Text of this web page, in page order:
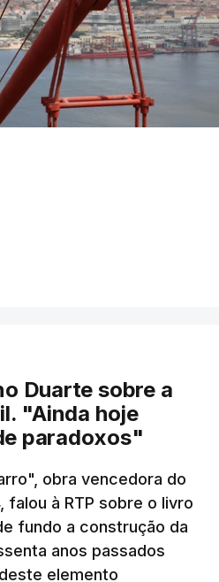
Duarte sobre a
"Ainda hoje
paradoxos"
obra vencedora do
falou à RTP sobre o livro
fundo a construção da
anos passados
elemento